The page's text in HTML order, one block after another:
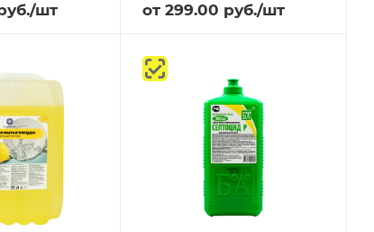
/шт от 299.00 руб./шт